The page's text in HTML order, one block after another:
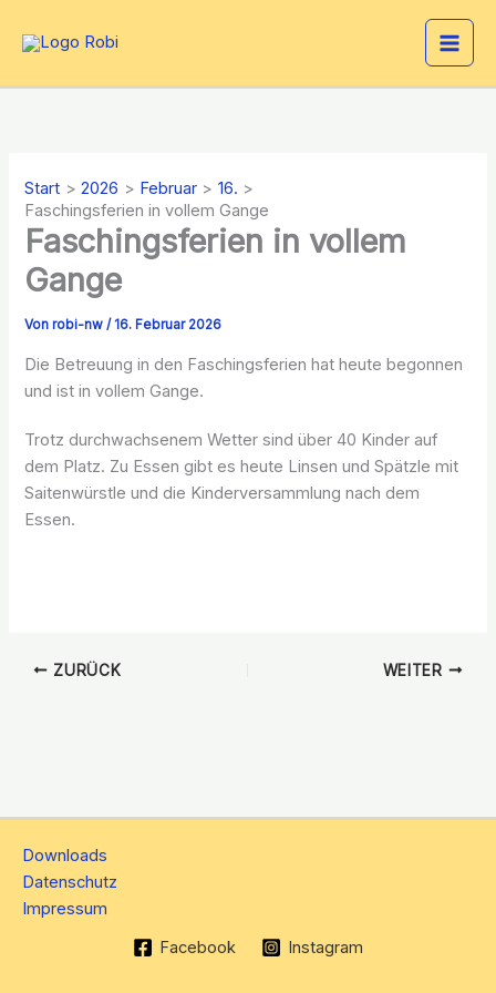
Inhalt
Start 2026 Februar
16.
Faschingsferien in vollem Gange
Faschingsferien in vollem
Gange
Vonrobi-nw/16. Februar 2026
Die Betreuung in den Faschingsferien hat heute begonnen
und ist in vollem Gange.
Trotz durchwachsenem Wetter sind über 40 Kinder auf
dem Platz. Zu Essen gibt es heute Linsen und Spätzle mit
Saitenwürstle und die Kinderversammlung nach dem
Essen.
ZURÜCK WEITER
Downloads
Datenschutz
Impressum
Facebook
Instagram